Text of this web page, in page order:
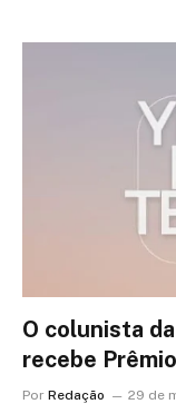
O colunista
recebe
Por Redação 29 de